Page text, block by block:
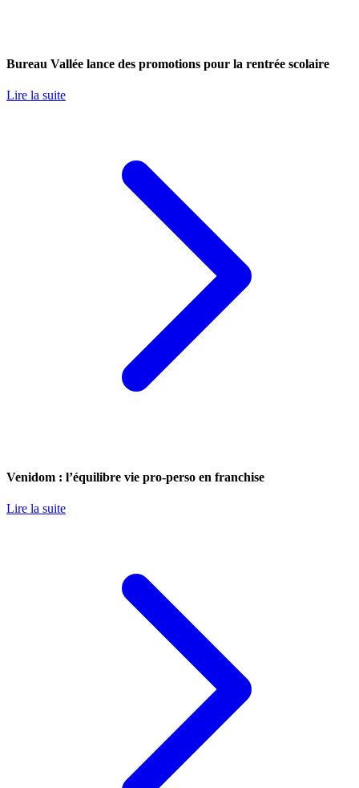
Bureau Vallée lance des promotions pour la rentrée scolaire
Lire la suite
Venidom : l’équilibre vie pro-perso en franchise
Lire la suite